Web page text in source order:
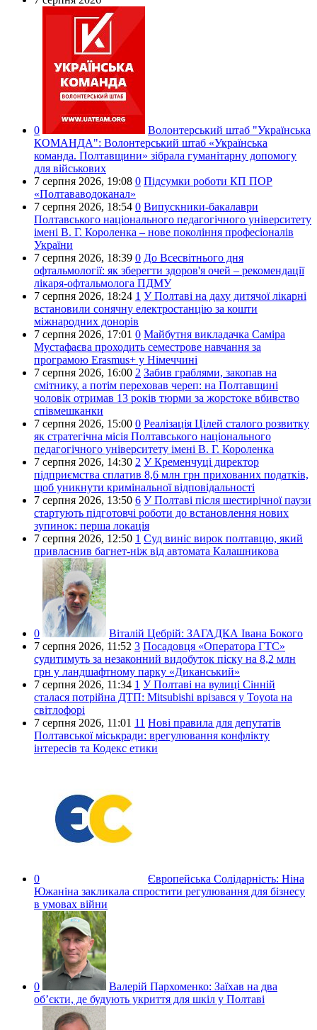
0
Волонтерський штаб "Українська
КОМАНДА": Волонтерський штаб «Українська
команда. Полтавщини» зібрала гуманітарну допомогу
для військових
7 серпня 2026, 19:08 0 Підсумки роботи КП ПОР
«Полтававодоканал»
7 серпня 2026, 18:54 0 Випускники-бакалаври
Полтавського національного педагогічного університету
імені В. Г. Короленка – нове покоління професіоналів
України
7 серпня 2026, 18:39 0 До Всесвітнього дня
офтальмології: як зберегти здоров'я очей – рекомендації
лікаря-офтальмолога ПДМУ
7 серпня 2026, 18:24 1 У Полтаві на даху дитячої лікарні
встановили сонячну електростанцію за кошти
міжнародних донорів
7 серпня 2026, 17:01 0 Майбутня викладачка Саміра
Мустафаєва проходить семестрове навчання за
програмою Erasmus+ у Німеччині
7 серпня 2026, 16:00 2 Забив граблями, закопав на
смітнику, а потім переховав череп: на Полтавщині
чоловік отримав 13 років тюрми за жорстоке вбивство
співмешканки
7 серпня 2026, 15:00 0 Реалізація Цілей сталого розвитку
як стратегічна місія Полтавського національного
педагогічного університету імені В. Г. Короленка
7 серпня 2026, 14:30 2 У Кременчуці директор
підприємства сплатив 8,6 млн грн прихованих податків,
щоб уникнути кримінальної відповідальності
7 серпня 2026, 13:50 6 У Полтаві після шестирічної паузи
стартують підготовчі роботи до встановлення нових
зупинок: перша локація
7 серпня 2026, 12:50 1 Суд виніс вирок полтавцю, який
привласнив багнет-ніж від автомата Калашникова
0 Віталій Цебрій: ЗАГАДКА Івана Бокого
7 серпня 2026, 11:52 3 Посадовця «Оператора ГТС»
судитимуть за незаконний видобуток піску на 8,2 млн
грн у ландшафтному парку «Диканський»
7 серпня 2026, 11:34 1 У Полтаві на вулиці Сінній
сталася потрійна ДТП: Mitsubishi врізався у Toyota на
світлофорі
7 серпня 2026, 11:01 11 Нові правила для депутатів
Полтавської міськради: врегулювання конфлікту
інтересів та Кодекс етики
0 Європейська Солідарність: Ніна
Южаніна закликала спростити регулювання для бізнесу
в умовах війни
0 Валерій Пархоменко: Заїхав на два
об’єкти, де будують укриття для шкіл у Полтаві